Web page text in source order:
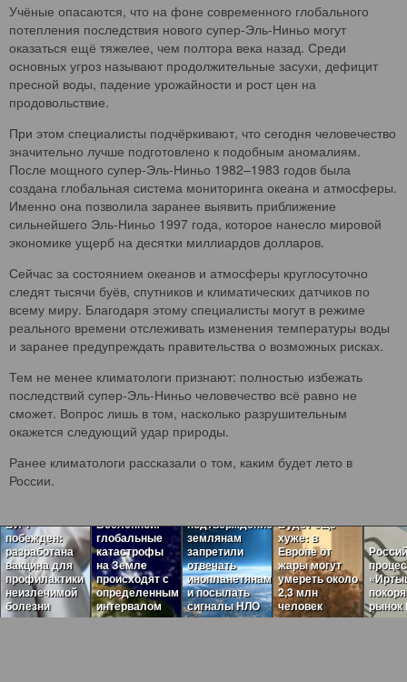
Учёные опасаются, что на фоне современного глобального
потепления последствия нового супер-Эль-Ниньо могут
оказаться ещё тяжелее, чем полтора века назад. Среди
основных угроз называют продолжительные засухи, дефицит
пресной воды, падение урожайности и рост цен на
продовольствие.
При этом специалисты подчёркивают, что сегодня человечество
значительно лучше подготовлено к подобным аномалиям.
После мощного супер-Эль-Ниньо 1982–1983 годов была
создана глобальная система мониторинга океана и атмосферы.
Именно она позволила заранее выявить приближение
сильнейшего Эль-Ниньо 1997 года, которое нанесло мировой
экономике ущерб на десятки миллиардов долларов.
Сейчас за состоянием океанов и атмосферы круглосуточно
следят тысячи буёв, спутников и климатических датчиков по
всему миру. Благодаря этому специалисты могут в режиме
реального времени отслеживать изменения температуры воды
и заранее предупреждать правительства о возможных рисках.
Тем не менее климатологи признают: полностью избежать
последствий супер-Эль-Ниньо человечество всё равно не
сможет. Вопрос лишь в том, насколько разрушительным
окажется следующий удар природы.
Ранее климатологи рассказали о том, каким будет лето в
России.
ВИЧ
побежден:
разработана
вакцина для
профилактики
неизлечимой
болезни
Вселенной:
глобальные
катастрофы
на Земле
происходят с
определенным
интервалом
Пугающая
подтверждение:
землянам
запретили
отвечать
инопланетянам
и посылать
сигналы НЛО
Будет ещё
хуже: в
Европе от
жары могут
умереть около
2,3 млн
человек